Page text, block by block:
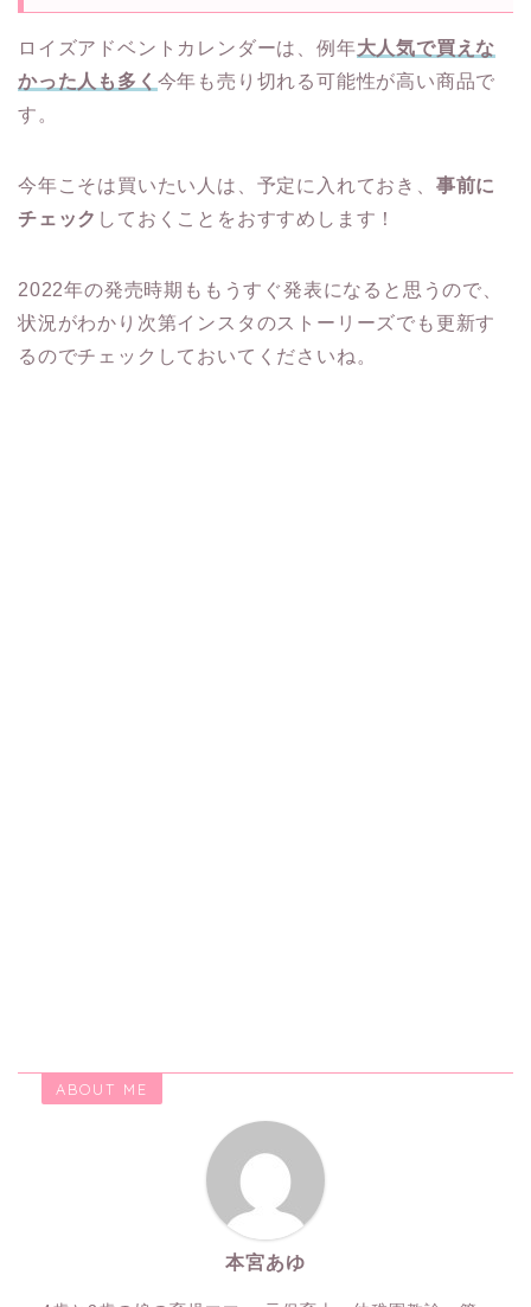
ロイズアドベントカレンダーは、例年大人気で買えな
かった人も多く 今年も売り切れる可能性が高い商品で
す。
今年こそは買いたい人は、予定に入れておき、 事前に
チェック しておくことをおすすめします！
2022年の発売時期ももうすぐ発表になると思うので、
状況がわかり次第インスタのストーリーズでも更新す
るのでチェックしておいてくださいね。
ABOUT ME
本宮あゆ